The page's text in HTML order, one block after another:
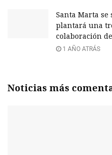
Santa Marta se
plantará una
colaboración
1 AÑO ATRÁS
Noticias más